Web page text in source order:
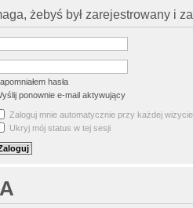
żebyś był zarejestrowany i
hasła
ponownie e-mail aktywujący
Zaloguj mnie automatycznie przy każdej wizycie
Ukryj mój status w tej sesji